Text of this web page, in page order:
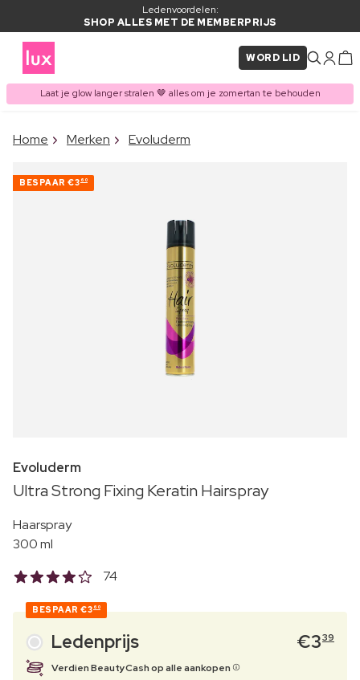
Ledenvoordelen:
SHOP ALLES MET DE MEMBERPRIJS
WORD LID
Laat je glow langer stralen 🤎 alles om je zomertan te behouden
ITEM TOEGEVOEGD AAN
Home Merken Evoluderm
BESPAAR €3 60
Evoluderm
Ultra Strong Fixing Keratin Hairspray
Haarspray
300 ml
74
BESPAAR €3 60
Ledenprijs €339
Verdien BeautyCash op alle aankopen